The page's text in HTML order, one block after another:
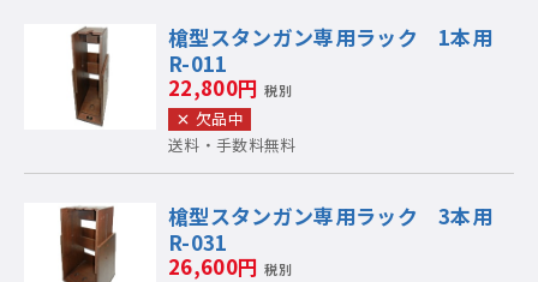
槍型スタンガン専用ラック 1本用
R-011
22,800円 税別
欠品中
送料・手数料無料
槍型スタンガン専用ラック 3本用
R-031
26,600円 税別